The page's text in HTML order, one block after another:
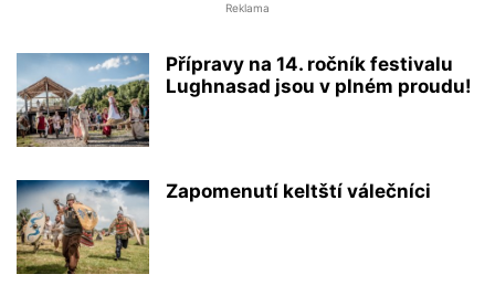
Reklama
Přípravy na 14. ročník festivalu
Lughnasad jsou v plném proudu!
Zapomenutí keltští válečníci